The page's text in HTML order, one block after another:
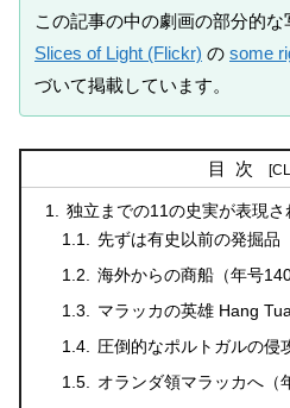
この記事の中の劇画の部分的
Slices of Light (Flickr) の some
づいて掲載しています。
目次
独立までの11の史実が表現さ
先ずは有史以前の発掘品
海外からの商船（年号
マラッカの英雄 Hang
圧倒的なポルトガルの侵
オランダ領マラッカへ（